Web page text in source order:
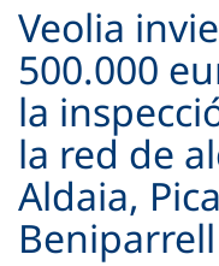
Veolia
500.000
la
la red de
Aldaia,
Beniparrell